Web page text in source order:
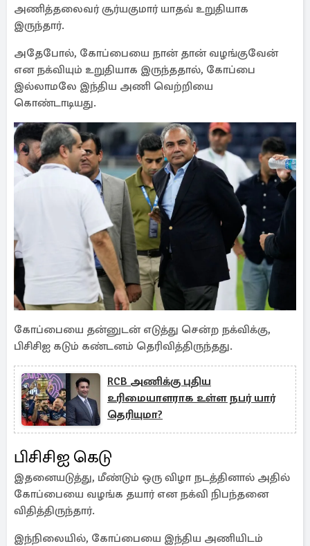
அணித்தலைவர் சூர்யகுமார் யாதவ் உறுதியாக
இருந்தார்.
அதேபோல், கோப்பையை நான் தான் வழங்குவேன்
என நக்வியும் உறுதியாக இருந்ததால், கோப்பை
இல்லாமலே இந்திய அணி வெற்றியை
கொண்டாடியது.
கோப்பையை தன்னுடன் எடுத்து சென்ற நக்விக்கு,
பிசிசிஐ கடும் கண்டனம் தெரிவித்திருந்தது.
RCB அணிக்கு புதிய
உரிமையாளராக உள்ள நபர் யார்
தெரியுமா?
பிசிசிஐ கெடு
இதனையடுத்து, மீண்டும் ஒரு விழா நடத்தினால் அதில்
கோப்பையை வழங்க தயார் என நக்வி நிபந்தனை
விதித்திருந்தார்.
இந்நிலையில், கோப்பையை இந்திய அணியிடம்